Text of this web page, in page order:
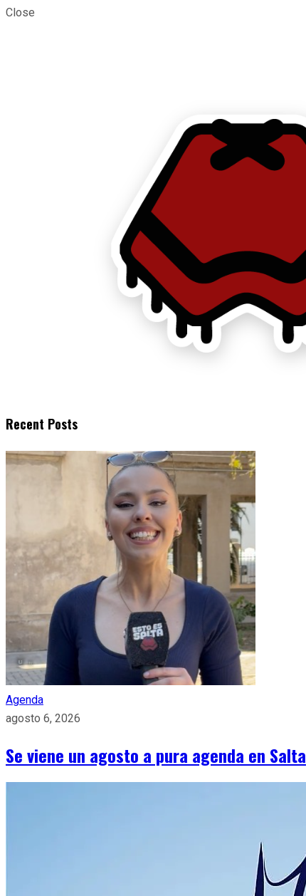
Close
Recent Posts
Agenda
agosto 6, 2026
Se viene un agosto a pura agenda en Salta